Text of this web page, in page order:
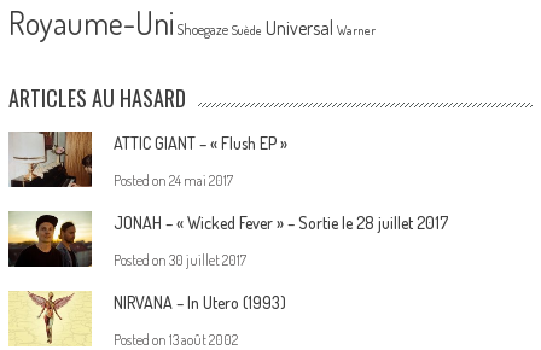
Royaume-Uni Shoegaze Suède Universal Warner
ARTICLES AU HASARD
ATTIC GIANT – « Flush EP »
Posted on 24 mai 2017
JONAH – « Wicked Fever » – Sortie le 28 juillet 2017
Posted on 30 juillet 2017
NIRVANA – In Utero (1993)
Posted on 13 août 2002